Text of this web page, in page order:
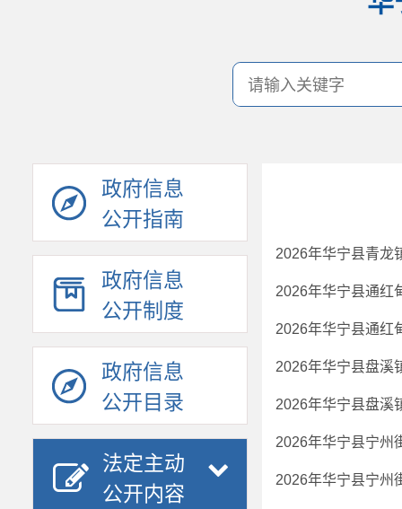
政府信息
公开指南
政府信息
公开制度
政府信息
公开目录
法定主动
公开内容
2026年华宁县青龙
2026年华宁县通红
2026年华宁县宁州